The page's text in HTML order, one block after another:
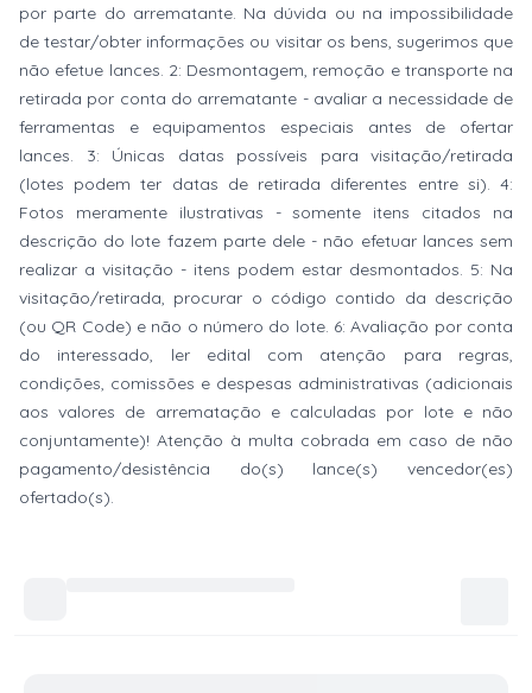
por parte do arrematante. Na dúvida ou na impossibilidade
de testar/obter informações ou visitar os bens, sugerimos que
não efetue lances. 2: Desmontagem, remoção e transporte na
retirada por conta do arrematante - avaliar a necessidade de
ferramentas e equipamentos especiais antes de ofertar
lances. 3: Únicas datas possíveis para visitação/retirada
(lotes podem ter datas de retirada diferentes entre si). 4:
Fotos meramente ilustrativas - somente itens citados na
descrição do lote fazem parte dele - não efetuar lances sem
realizar a visitação - itens podem estar desmontados. 5: Na
visitação/retirada, procurar o código contido da descrição
(ou QR Code) e não o número do lote. 6: Avaliação por conta
do interessado, ler edital com atenção para regras,
condições, comissões e despesas administrativas (adicionais
aos valores de arrematação e calculadas por lote e não
conjuntamente)! Atenção à multa cobrada em caso de não
pagamento/desistência do(s) lance(s) vencedor(es)
ofertado(s).